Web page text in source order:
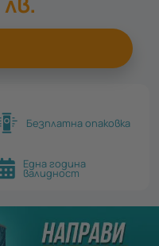
Безплатна опаковка
Една година
валидност